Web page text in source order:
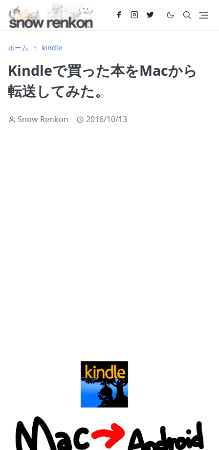
ホーム kindle
Kindleで買った本をMacから
転送してみた。
Snow Renkon 2016/10/13